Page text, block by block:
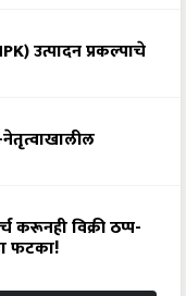
उत्पादन प्रकल्पाचे
नेतृत्वाखालील
विक्री ठप्प-
फटका!